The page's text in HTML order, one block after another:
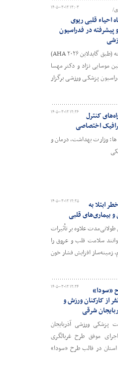
۱۴۰۵-۰۳-۱۲ ۱۳:۰۳
احیاء قلبی ریوی
پیشرفته در فدراسیون
کارگاه احیاء قلبی ریوی مقدماتی و پیشرفته (طبق گایدلاین AHA ۲۰۲۶)
موسایی نژاد و دکتر مهسا
پزشکی ورزشی برگزار
۱۴۰۵-۰۳-۱۲ ۱۲:۲۶
کنترل
اختصاصی
وزارت بهداشت، درمان و
۱۴۰۵-۰۳-۱۲ ۱۲:۲۵
ابتلا به
بیماری‌های قلبی
علاوه بر تأثیرات
سلامت قلب و عروق را
زمینه‌ساز افزایش فشار خون
۱۴۰۵-۰۳-۱۲ ۱۲:۲۴
«سودا»
۱۳۴ نفر از کارکنان ورزش و
شرقی
پزشکی ورزشی آذربایجان
موفق طرح غربالگری
در قالب طرح «سودا»